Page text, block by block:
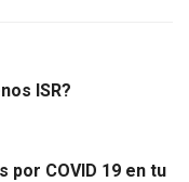
ISR?
por COVID 19 en tu